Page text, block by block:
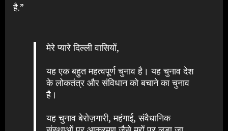
है.”
मेरे प्यारे दिल्ली वासियों,
यह एक बहुत महत्वपूर्ण चुनाव है। यह चुनाव देश
के लोकतंत्र और संविधान को बचाने का चुनाव
है।
यह चुनाव बेरोज़गारी, महंगाई, संवैधानिक